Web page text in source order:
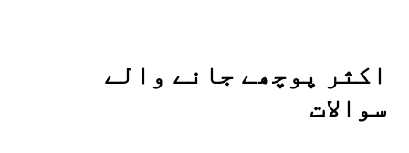
اکثر پوچھے جانے والے
سوالات